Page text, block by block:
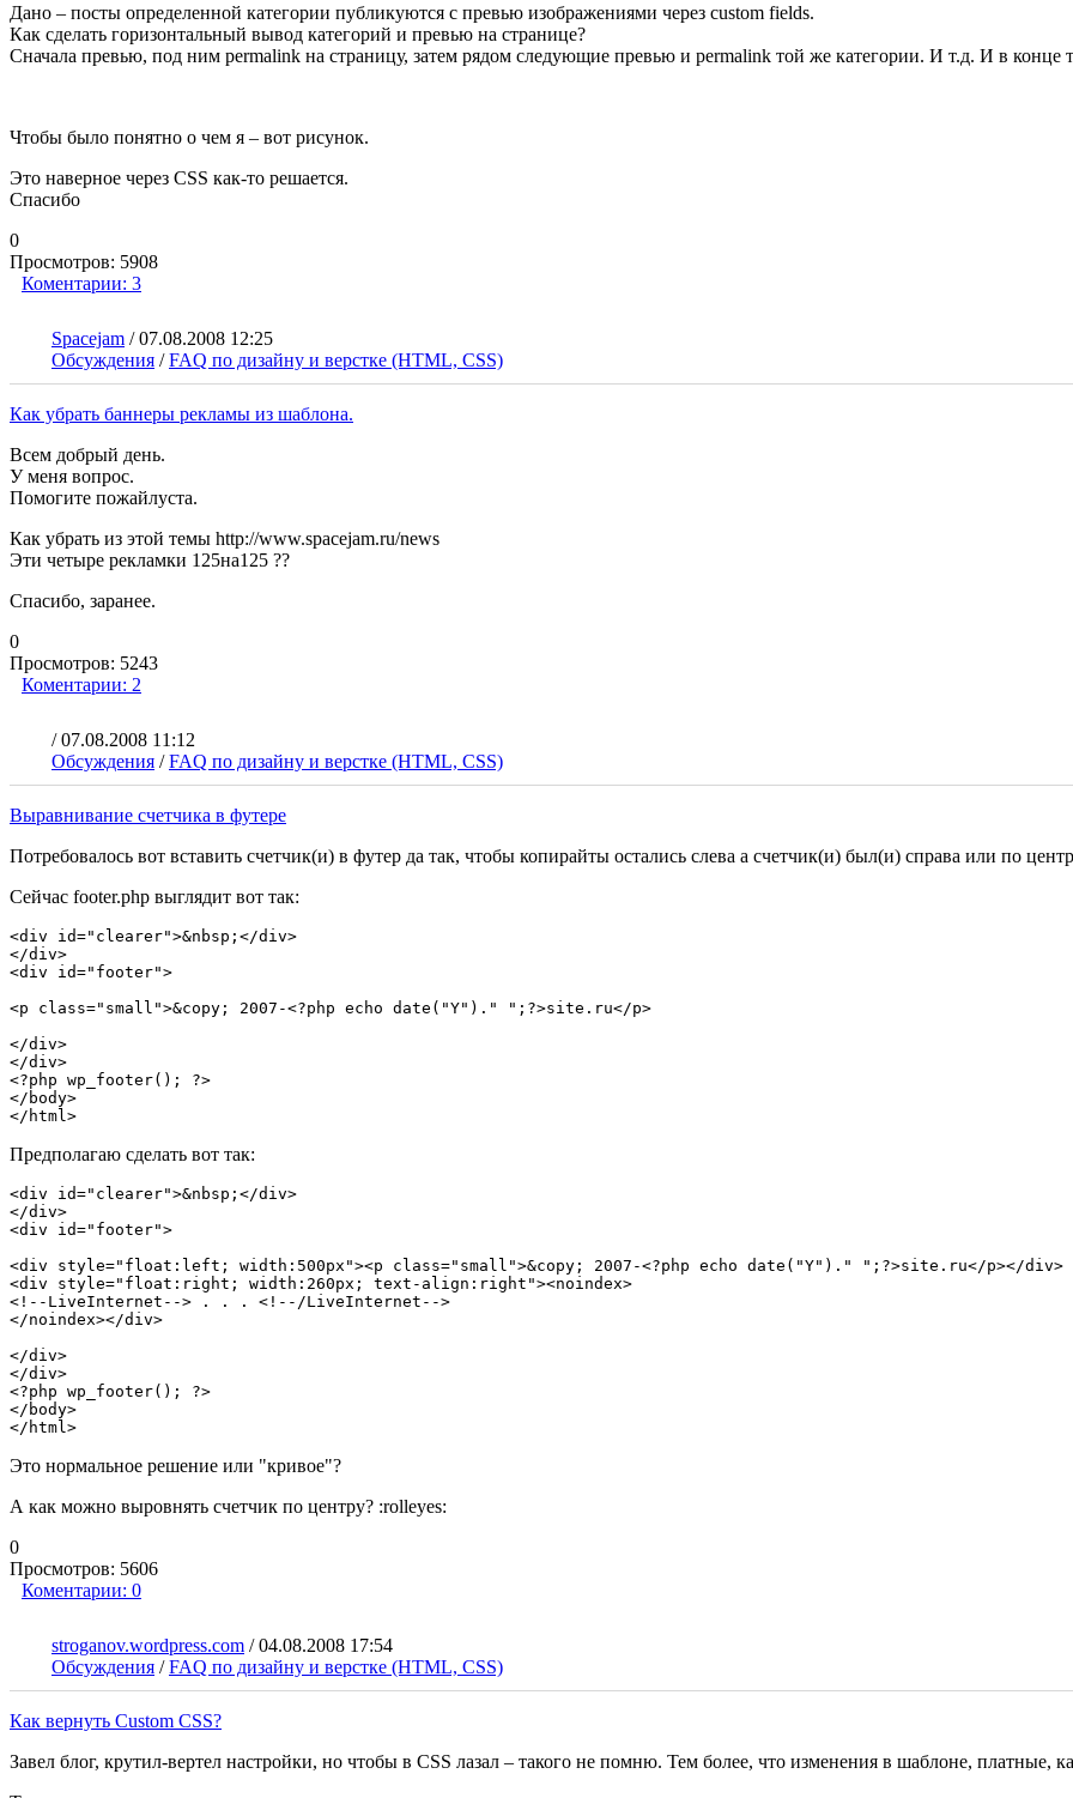
Дано – посты определенной категории публикуются с превью изображениями через custom fields.
Как сделать горизонтальный вывод категорий и превью на странице?
Сначала превью, под ним permalink на страницу, затем рядом следующие превью и permalink той же категории. И т.д. И в конце
Чтобы было понятно о чем я – вот рисунок.
Это наверное через CSS как-то решается.
Спасибо
0
Просмотров: 5908
Коментарии: 3
Spacejam /07.08.2008 12:25
Обсуждения /FAQ по дизайну и верстке (HTML, CSS)
Как убрать баннеры рекламы из шаблона.
Всем добрый день.
У меня вопрос.
Помогите пожайлуста.
Как убрать из этой темы http://www.spacejam.ru/news
Эти четыре рекламки 125на125 ??
Спасибо, заранее.
0
Просмотров: 5243
Коментарии: 2
/07.08.2008 11:12
Обсуждения /FAQ по дизайну и верстке (HTML, CSS)
Выравнивание счетчика в футере
Потребовалось вот вставить счетчик(и) в футер да так, чтобы копирайты остались слева а счетчик(и) был(и) справа или по
Сейчас footer.php выглядит вот так:
<div id="clearer">&nbsp;</div>
</div>
<div id="footer">
<p class="small">&copy; 2007-<?php echo date("Y")." ";?>site.ru</p>
</div>
</div>
<?php wp_footer(); ?>
</body>
</html>
Предполагаю сделать вот так:
<div id="clearer">&nbsp;</div>
</div>
<div id="footer">
<div style="float:left; width:500px"><p class="small">&copy; 2007-<?php echo date("Y")." ";?>site.ru</p></div>
<div style="float:right; width:260px; text-align:right"><noindex>
<!--LiveInternet--> . . . <!--/LiveInternet-->
</noindex></div>
</div>
</div>
<?php wp_footer(); ?>
</body>
</html>
Это нормальное решение или "кривое"?
А как можно выровнять счетчик по центру? :rolleyes:
0
Просмотров: 5606
Коментарии: 0
stroganov.wordpress.com /04.08.2008 17:54
Обсуждения /FAQ по дизайну и верстке (HTML, CSS)
Как вернуть Custom CSS?
Завел блог, крутил-вертел настройки, но чтобы в CSS лазал – такого не помню. Тем более, что изменения в шаблоне, платные,